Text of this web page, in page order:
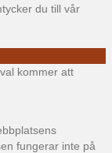
du till vår
kommer att
fungerar inte på